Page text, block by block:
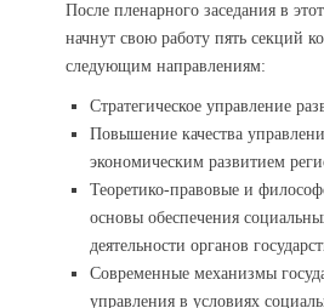
После пленарного заседания в
начнут свою работу пять секций
следующим направлениям:
Стратегическое управление
Повышение качества
экономическим развитием
Теоретико-правовые и
основы обеспечения
деятельности органов
Современные механизмы
управления в условиях